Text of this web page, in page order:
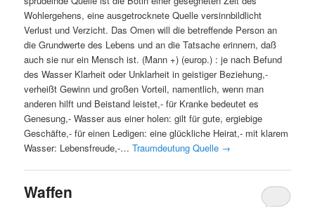
Wohlergehens, eine ausgetrocknete Quelle versinnbildlicht
Verlust und Verzicht. Das Omen will die betreffende Person an
die Grundwerte des Lebens und an die Tatsache erinnern, daß
auch sie nur ein Mensch ist. (Mann +) (europ.) : je nach Befund
des Wasser Klarheit oder Unklarheit in geistiger Beziehung,-
verheißt Gewinn und großen Vorteil, namentlich, wenn man
anderen hilft und Beistand leistet,- für Kranke bedeutet es
Genesung,- Wasser aus einer holen: gilt für gute, ergiebige
Geschäfte,- für einen Ledigen: eine glückliche Heirat,- mit klarem
Wasser: Lebensfreude,-…Traumdeutung Quelle →
Waffen